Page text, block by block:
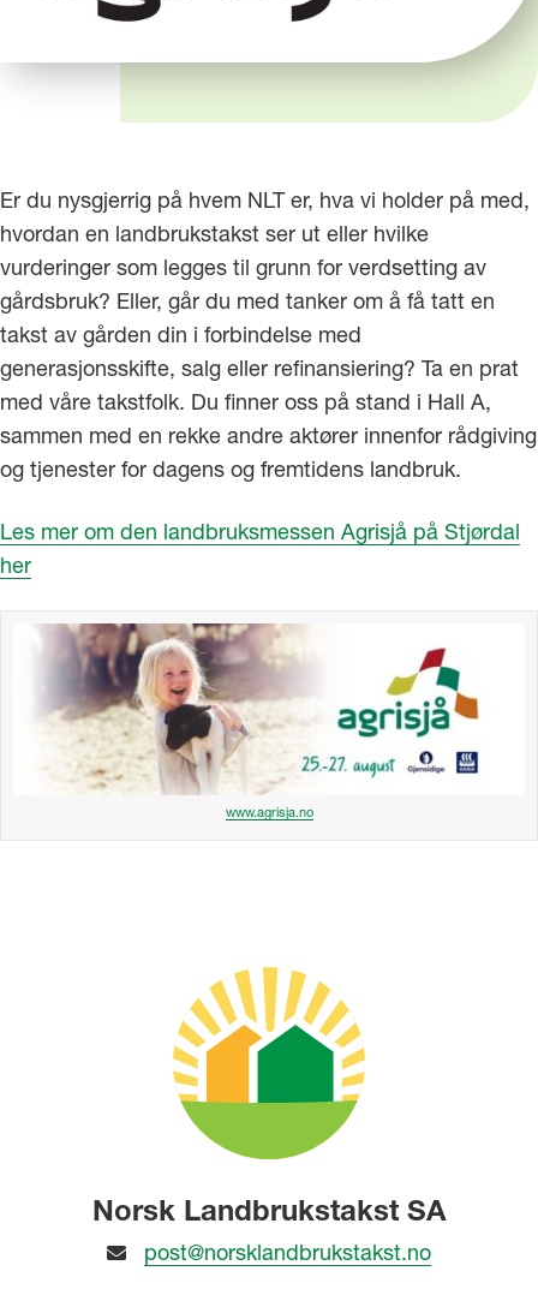
Er du nysgjerrig på hvem NLT er, hva vi holder på med,
hvordan en landbrukstakst ser ut eller hvilke
vurderinger som legges til grunn for verdsetting av
gårdsbruk? Eller, går du med tanker om å få tatt en
takst av gården din i forbindelse med
generasjonsskifte, salg eller refinansiering? Ta en prat
med våre takstfolk. Du finner oss på stand i Hall A,
sammen med en rekke andre aktører innenfor rådgiving
og tjenester for dagens og fremtidens landbruk.
Les mer om den landbruksmessen Agrisjå på Stjørdal
her
www.agrisja.no
Norsk Landbrukstakst SA
post@norsklandbrukstakst.no